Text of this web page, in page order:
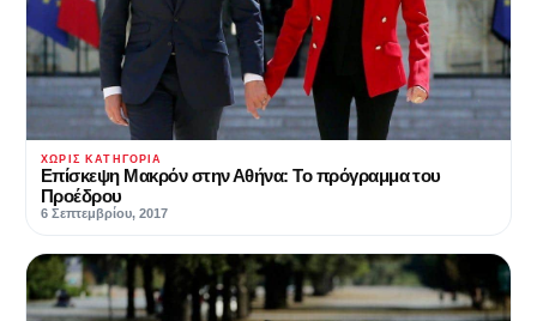
ΧΩΡΊΣ ΚΑΤΗΓΟΡΊΑ
Επίσκεψη Μακρόν στην Αθήνα: Το πρόγραμμα του
Προέδρου
6 Σεπτεμβρίου, 2017